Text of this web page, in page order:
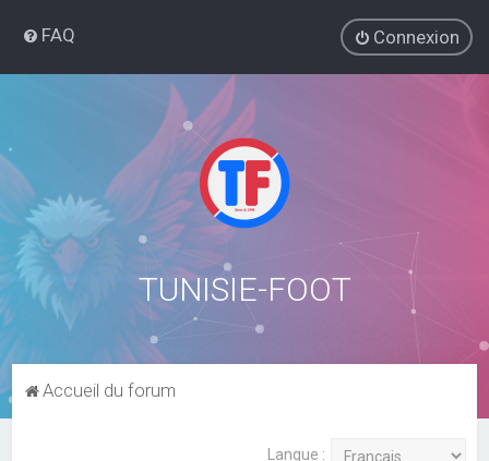
FAQ Connexion
TUNISIE-FOOT
Accueil du forum
Langue :